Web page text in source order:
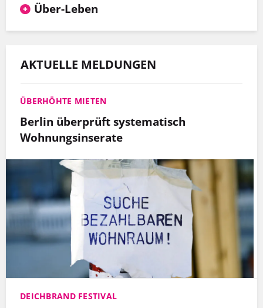
Über-Leben
AKTUELLE MELDUNGEN
ÜBERHÖHTE MIETEN
Berlin überprüft systematisch
Wohnungsinserate
DEICHBRAND FESTIVAL